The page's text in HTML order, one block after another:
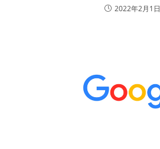
2022年2月1日